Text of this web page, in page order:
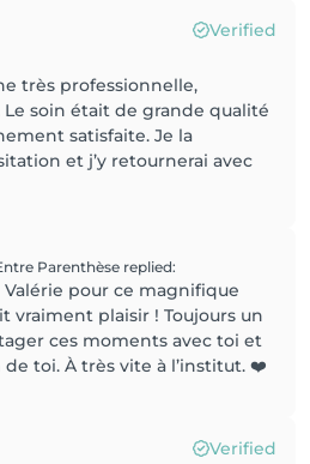
Verified
très professionnelle,
soin était de grande qualité
satisfaite. Je la
et j’y retournerai avec
Parenthèse replied:
pour ce magnifique
vraiment plaisir ! Toujours un
ces moments avec toi et
toi. À très vite à l’institut. ❤️
Verified